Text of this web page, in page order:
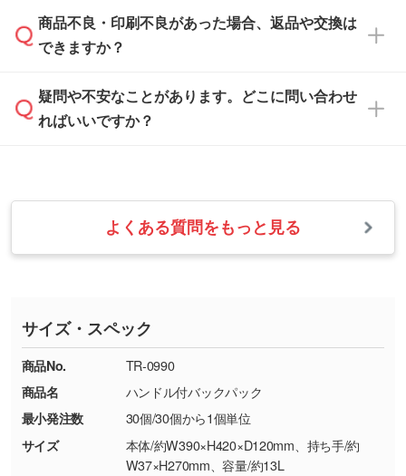
しい
解像度の低い画像や、手書きのイラスト、写真
などを、印刷に適したベクターデータに変換し
・フルカラーデータを1色に変換してほしい
・1色印刷でグラデーションや濃淡を表現した
い
す。→詳しく見る
・コーポレートカラーを使って印刷したい／印
刷色にこだわりがある
DIC・PANTONEなどのカラーチップの指定や、
現物支給による色指定も承っております。→詳
本体色がブラック、ネイビーなど濃色の場合は
白色か淡い色の印刷色をおすすめしておりま
す。
本体色がナチュラルなど淡色の場合、印刷をく
っきりと目立たせたいときは濃い印刷色が、柔
らかい雰囲気にしたいときは淡い印刷色が映え
また、お選びいただいた印刷色が本体色に合わ
ない場合や仕上がりに影響しそうな場合は、ス
タッフから別の色をご案内することもございま
営業日は平日の10:00～18:00で、土日祝日はお
休みとなります。注文・見積・お問い合わせ
速やかに対応いたします。
商品不良・印刷不良があった場合、返品や交換は
できますか？
お手数をお掛けいたしますが、至急担当スタッ
フまでご連絡ください。商品の状況を確認し、
・お届け時に商品が損傷・故障している場合
・ご注文と異なる商品が届いた場合
・印刷不良があった場合
※詳しくは「商品の良品基準について
ください。
【返品・交換ができない場合】
・お客様の元で商品を加工された場合、または
商品が破損した場合
・商品到着後7日以上経過している場合
疑問や不安なことがあります。どこに問い合わせ
ればいいですか？
業日以内に担当スタッフよりメールにてご連絡
いたします。
お急ぎの場合はお電話でのご質問も受け付けて
TEL：0422-29-9911 営業時間10:00～
18:00(土日祝日除く)
お問い合わせフォームはこちら
よくある質問をもっと見る
サイズ・スペック
商品No.
TR-0990
商品名
ハンドル付バックパック
最小発注数
30個/30個から1個単位
サイズ
本体/約W390×H420×D120mm、持ち手/約
W37×H270mm、容量/約13L